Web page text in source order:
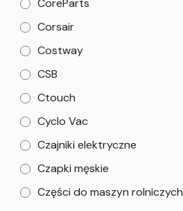
CoreParts
Corsair
Costway
CSB
Ctouch
Cyclo Vac
Czajniki elektryczne
Czapki męskie
Części do maszyn rolniczych